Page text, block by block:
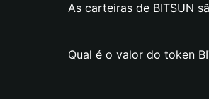
As carteiras de BITSUN
Qual é o valor do token